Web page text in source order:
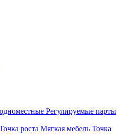
Регулируемые парты
роста Мягкая мебель Точка